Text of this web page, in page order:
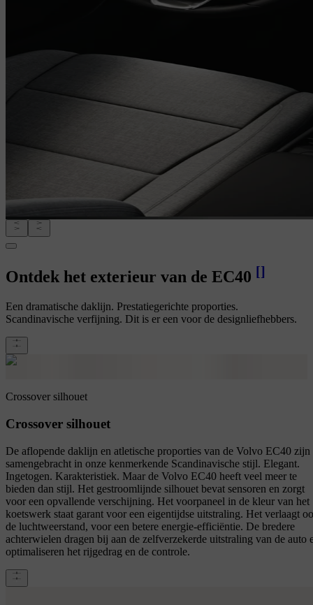
Ontdek het exterieur van de EC40 []
Een dramatische daklijn. Prestatiegerichte proporties.
Scandinavische verfijning. Dit is er een voor de designliefhebbers.
Crossover silhouet
Crossover silhouet
De aflopende daklijn en atletische proporties van de Volvo EC40 zijn
samengebracht in onze kenmerkende Scandinavische stijl. Elegant.
Ingetogen. Karakteristiek. Maar de Volvo EC40 heeft veel meer te
bieden dan stijl. Het gestroomlijnde silhouet bevat sensoren en zorgt
voor een opvallende verschijning. Het voorpaneel in de kleur van het
koetswerk staat garant voor een eigentijdse uitstraling. Het verlaagt
de luchtweerstand, voor een betere energie-efficiëntie. De bredere
achterwielen dragen bij aan de zelfverzekerde uitstraling van de auto
optimaliseren het rijgedrag en de controle.